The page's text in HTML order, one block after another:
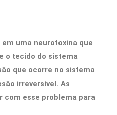
uma neurotoxina que
o tecido do sistema
que ocorre no sistema
irreversível. As
com esse problema para